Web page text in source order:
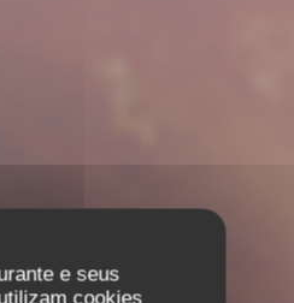
e seus
cookies